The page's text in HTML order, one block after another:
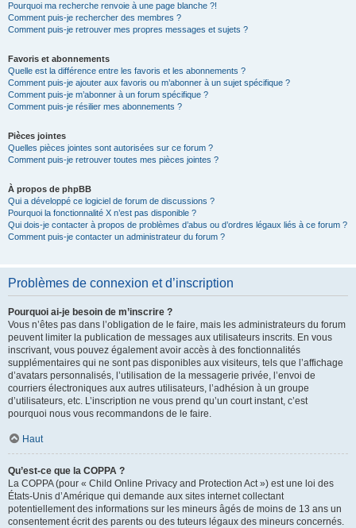
Pourquoi ma recherche renvoie à une page blanche ?!
Comment puis-je rechercher des membres ?
Comment puis-je retrouver mes propres messages et sujets ?
Favoris et abonnements
Quelle est la différence entre les favoris et les abonnements ?
Comment puis-je ajouter aux favoris ou m’abonner à un sujet spécifique ?
Comment puis-je m’abonner à un forum spécifique ?
Comment puis-je résilier mes abonnements ?
Pièces jointes
Quelles pièces jointes sont autorisées sur ce forum ?
Comment puis-je retrouver toutes mes pièces jointes ?
À propos de phpBB
Qui a développé ce logiciel de forum de discussions ?
Pourquoi la fonctionnalité X n’est pas disponible ?
Qui dois-je contacter à propos de problèmes d’abus ou d’ordres légaux liés à ce forum ?
Comment puis-je contacter un administrateur du forum ?
Problèmes de connexion et d’inscription
Pourquoi ai-je besoin de m’inscrire ?
Vous n’êtes pas dans l’obligation de le faire, mais les administrateurs du forum
peuvent limiter la publication de messages aux utilisateurs inscrits. En vous
inscrivant, vous pouvez également avoir accès à des fonctionnalités
supplémentaires qui ne sont pas disponibles aux visiteurs, tels que l’affichage
d’avatars personnalisés, l’utilisation de la messagerie privée, l’envoi de
courriers électroniques aux autres utilisateurs, l’adhésion à un groupe
d’utilisateurs, etc. L’inscription ne vous prend qu’un court instant, c’est
pourquoi nous vous recommandons de le faire.
Haut
Qu’est-ce que la COPPA ?
La COPPA (pour « Child Online Privacy and Protection Act ») est une loi des
États-Unis d’Amérique qui demande aux sites internet collectant
potentiellement des informations sur les mineurs âgés de moins de 13 ans un
consentement écrit des parents ou des tuteurs légaux des mineurs concernés.